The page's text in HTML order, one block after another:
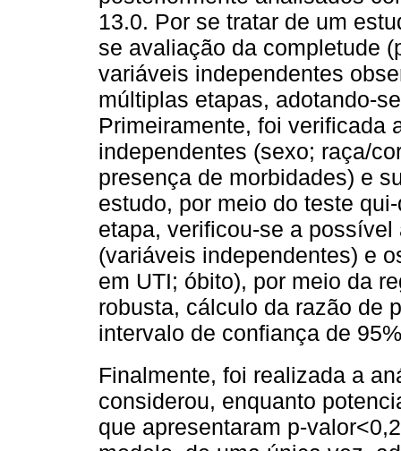
13.0. Por se tratar de um
se avaliação da completude
variáveis independentes
múltiplas etapas, adotando-
Primeiramente, foi verificada
independentes (sexo; raça/
presença de morbidades) e
estudo, por meio do teste
etapa, verificou-se a
(variáveis independentes) e
em UTI; óbito), por meio da
robusta, cálculo da razão de
intervalo de confiança de
Finalmente, foi realizada a
considerou, enquanto
que apresentaram p-